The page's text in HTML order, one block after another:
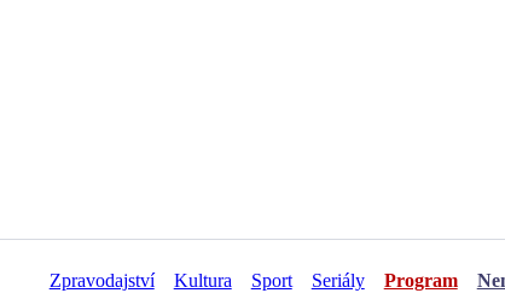
Zpravodajství Kultura Sport Seriály Program